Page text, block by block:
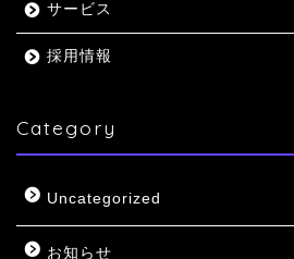
サービス
採用情報
Category
Uncategorized
お知らせ